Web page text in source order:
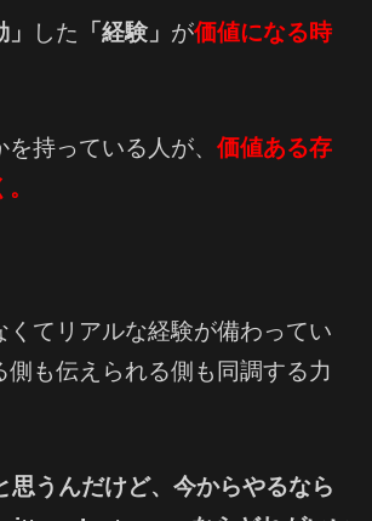
した 「経験」 が価値になる時
を持っている人が、 価値ある存
くてリアルな経験が備わってい
側も伝えられる側も同調する力
思うんだけど、今からやるなら